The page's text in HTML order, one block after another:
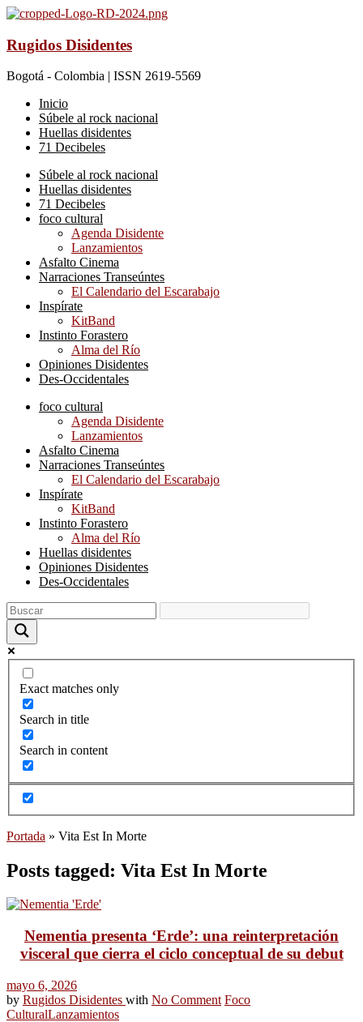
Rugidos Disidentes
Bogotá - Colombia | ISSN 2619-5569
Inicio
Súbele al rock nacional
Huellas disidentes
71 Decibeles
Súbele al rock nacional
Huellas disidentes
71 Decibeles
foco cultural
Agenda Disidente
Lanzamientos
Asfalto Cinema
Narraciones Transeúntes
El Calendario del Escarabajo
Inspírate
KitBand
Instinto Forastero
Alma del Río
Opiniones Disidentes
Des-Occidentales
foco cultural
Agenda Disidente
Lanzamientos
Asfalto Cinema
Narraciones Transeúntes
El Calendario del Escarabajo
Inspírate
KitBand
Instinto Forastero
Alma del Río
Huellas disidentes
Opiniones Disidentes
Des-Occidentales
Exact matches only
Search in title
Search in content
Portada » Vita Est In Morte
Posts tagged: Vita Est In Morte
Nementia presenta ‘Erde’: una reinterpretación
visceral que cierra el ciclo conceptual de su debut
mayo 6, 2026
by Rugidos Disidentes with No Comment Foco
CulturalLanzamientos